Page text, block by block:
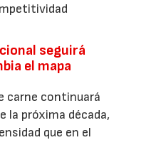
seguirá
el mapa
carne continuará
la próxima década,
que en el